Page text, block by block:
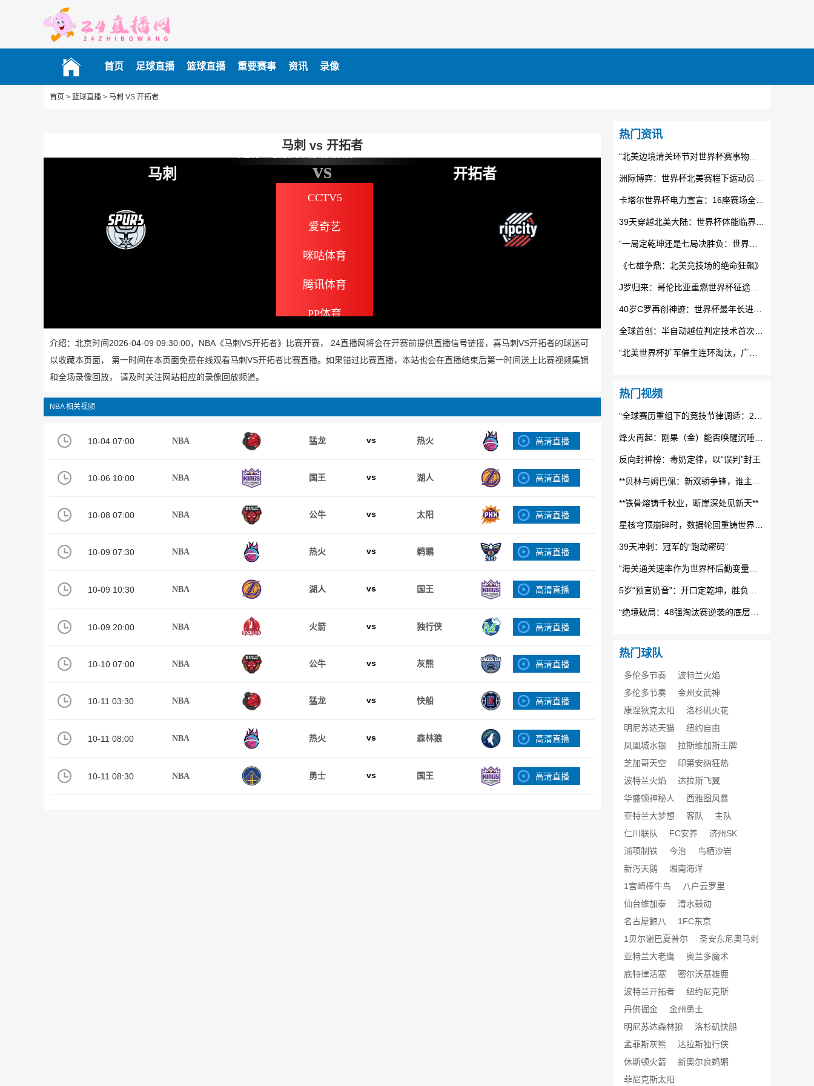
首页 足球直播 篮球直播 重要赛事 资讯 录像
首页 > 篮球直播 > 马刺 VS 开拓者
马刺 vs 开拓者
马刺 vs 开拓者
CCTV5
爱奇艺
咪咕体育
腾讯体育
PP体育
介绍：北京时间2026-04-09 09:30:00，NBA《马刺VS开拓者》比赛开赛， 24直播网将会在开赛前提供直播信号链接，喜马刺VS开拓者的球迷可
以收藏本页面， 第一时间在本页面免费在线观看马刺VS开拓者比赛直播。如果错过比赛直播，本站也会在直播结束后第一时间送上比赛视频集锦
和全场录像回放， 请及时关注网站相应的录像回放频道。
NBA 相关视频
10-04 07:00 NBA 猛龙 vs 热火 高清直播
10-06 10:00 NBA 国王 vs 湖人 高清直播
10-08 07:00 NBA 公牛 vs 太阳 高清直播
10-09 07:30 NBA 热火 vs 鹈鹕 高清直播
10-09 10:30 NBA 湖人 vs 国王 高清直播
10-09 20:00 NBA 火箭 vs 独行侠 高清直播
10-10 07:00 NBA 公牛 vs 灰熊 高清直播
10-11 03:30 NBA 猛龙 vs 快船 高清直播
10-11 08:00 NBA 热火 vs 森林狼 高清直播
10-11 08:30 NBA 勇士 vs 国王 高清直播
热门资讯
《七雄争鼎：北美竞技场的绝命狂飙》
热门视频
反向封神榜：毒奶定律，以“误判”封王
**铁骨熔铸千秋业，断崖深处见新天**
39天冲刺：冠军的“跑动密码”
热门球队
多伦多节奏
波特兰火焰
多伦多节奏
金州女武神
康涅狄克太阳
洛杉矶火花
明尼苏达天猫
纽约自由
凤凰城水银
拉斯维加斯王牌
芝加哥天空
印第安纳狂热
波特兰火焰
达拉斯飞翼
华盛顿神秘人
西雅图风暴
亚特兰大梦想
客队
主队
仁川联队
FC安养
济州SK
浦项制铁
今治
鸟栖沙岩
新泻天鹅
湘南海洋
1宫崎棒牛鸟
八户云罗里
仙台维加泰
清水鼓动
名古屋鲸八
1FC东京
1贝尔谢巴夏普尔
圣安东尼奥马刺
亚特兰大老鹰
奥兰多魔术
底特律活塞
密尔沃基雄鹿
波特兰开拓者
纽约尼克斯
丹佛掘金
金州勇士
明尼苏达森林狼
洛杉矶快船
孟菲斯灰熊
达拉斯独行侠
休斯顿火箭
新奥尔良鹈鹕
菲尼克斯太阳